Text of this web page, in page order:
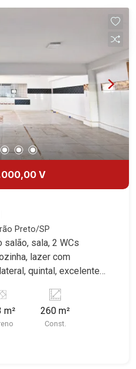
V
Preto/SP
salão, sala, 2 WCs
lazer com
quintal, excelente
no mercado
em Venda
m² 260 m²
Const.